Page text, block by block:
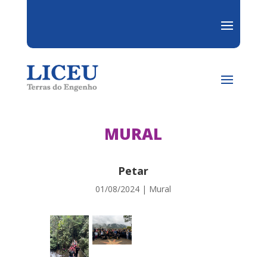
MURAL
Petar
01/08/2024 | Mural